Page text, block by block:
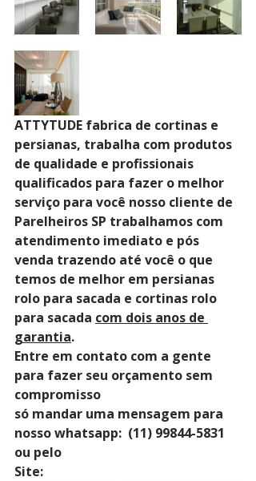
ATTYTUDE fabrica de cortinas e
persianas, trabalha com produtos
de qualidade e profissionais
qualificados para fazer o melhor
serviço para você nosso cliente de
Parelheiros SP trabalhamos com
atendimento imediato e pós
venda trazendo até você o que
temos de melhor em persianas
rolo para sacada e cortinas rolo
para sacada com dois anos de
garantia.
Entre em contato com a gente
para fazer seu orçamento sem
compromisso
só mandar uma mensagem para
nosso whatsapp:  (11) 99844-5831
ou pelo
Site: